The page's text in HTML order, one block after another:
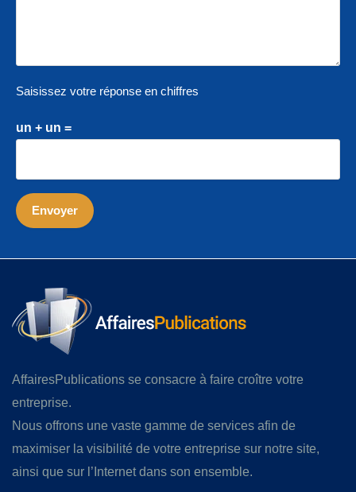
Saisissez votre réponse en chiffres
un + un =
AffairesPublications se consacre à faire croître votre
entreprise.
Nous offrons une vaste gamme de services afin de
maximiser la visibilité de votre entreprise sur notre site,
ainsi que sur l’Internet dans son ensemble.